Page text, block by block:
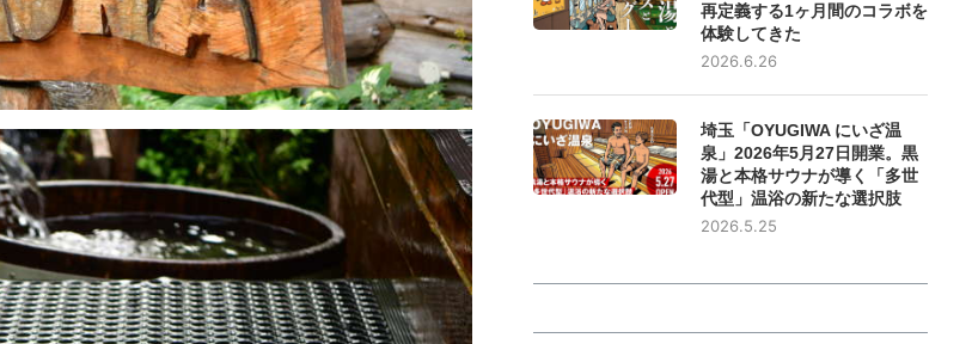
再定義する1ヶ月間のコラボを
体験してきた
2026.6.26
埼玉「OYUGIWA にいざ温
泉」2026年5月27日開業。黒
湯と本格サウナが導く「多世
代型」温浴の新たな選択肢
2026.5.25